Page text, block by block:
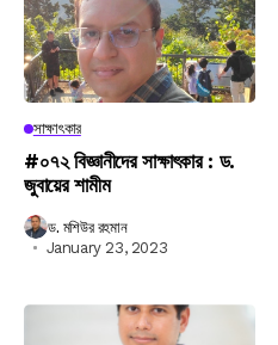
সাক্ষাৎকার
#০৭২ বিজ্ঞানীদের সাক্ষাৎকার : ড.
জুবায়ের শামীম
ড. মশিউর রহমান
January 23, 2023